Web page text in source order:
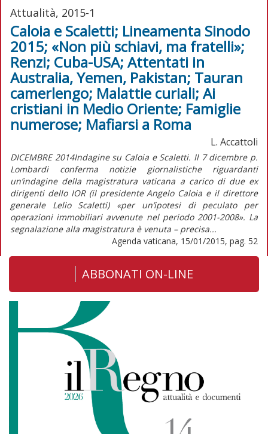
Attualità, 2015-1
Caloia e Scaletti; Lineamenta Sinodo
2015; «Non più schiavi, ma fratelli»;
Renzi; Cuba-USA; Attentati in
Australia, Yemen, Pakistan; Tauran
camerlengo; Malattie curiali; Ai
cristiani in Medio Oriente; Famiglie
numerose; Mafiarsi a Roma
L. Accattoli
DICEMBRE 2014Indagine su Caloia e Scaletti. Il 7 dicembre p.
Lombardi conferma notizie giornalistiche riguardanti
un’indagine della magistratura vaticana a carico di due ex
dirigenti dello IOR (il presidente Angelo Caloia e il direttore
generale Lelio Scaletti) «per un’ipotesi di peculato per
operazioni immobiliari avvenute nel periodo 2001-2008». La
segnalazione alla magistratura è venuta – precisa...
Agenda vaticana, 15/01/2015, pag. 52
ABBONATI ON-LINE